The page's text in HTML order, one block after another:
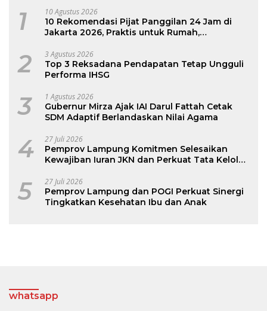
1 10 Agustus 2026
10 Rekomendasi Pijat Panggilan 24 Jam di
Jakarta 2026, Praktis untuk Rumah,
2 3 Agustus 2026
Top 3 Reksadana Pendapatan Tetap Ungguli
Performa IHSG
3 1 Agustus 2026
Gubernur Mirza Ajak IAI Darul Fattah Cetak
SDM Adaptif Berlandaskan Nilai Agama
4 27 Juli 2026
Pemprov Lampung Komitmen Selesaikan
Kewajiban Iuran JKN dan Perkuat Tata Kelola
5 27 Juli 2026
Pemprov Lampung dan POGI Perkuat Sinergi
Tingkatkan Kesehatan Ibu dan Anak
whatsapp